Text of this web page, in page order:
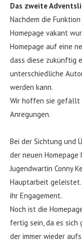
Das zweite
Nachdem die
Homepage vakant
Homepage auf eine
dass diese zukünftig
unterschiedliche
werden kann.
Wir hoffen sie gefällt
Anregungen.
Bei der Sichtung und
der neuen
Jugendwartin Conny
Hauptarbeit geleistet.
ihr Engagement.
Noch ist die
fertig sein, da es sich
der immer wieder